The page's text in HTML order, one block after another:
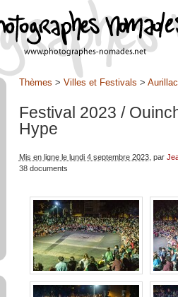
Thèmes > Villes et Festivals >
Festival 2023 /
Hype
Mis en ligne le lundi 4 septembre 2023, par
38 documents